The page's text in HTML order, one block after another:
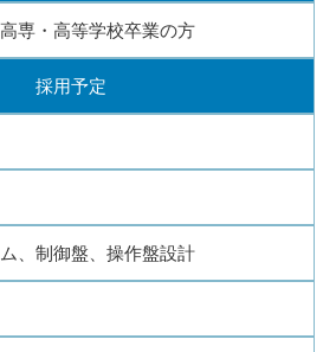
専・高等学校卒業の方
採用予定
、制御盤、操作盤設計